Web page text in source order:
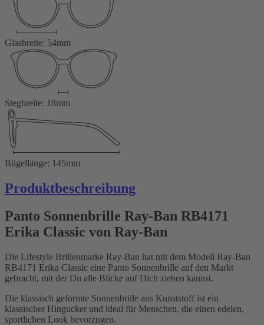
Glasbreite: 54mm
Stegbreite: 18mm
Bügellänge: 145mm
Produktbeschreibung
Panto Sonnenbrille Ray-Ban RB4171
Erika Classic von Ray-Ban
Die Lifestyle Brillenmarke Ray-Ban hat mit dem Modell Ray-Ban
RB4171 Erika Classic eine Panto Sonnenbrille auf den Markt
gebracht, mit der Du alle Blicke auf Dich ziehen kannst.
Die klassisch geformte Sonnenbrille aus Kunststoff ist ein
klassischer Hingucker und ideal für Menschen, die einen edelen,
sportlichen Look bevorzugen.